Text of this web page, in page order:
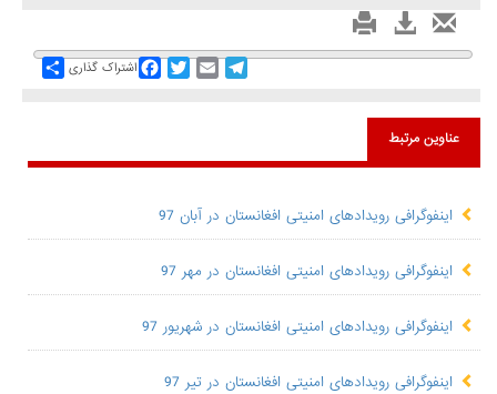
Share اشتراک گذاری
FacebookTwitterEmail
Telegram
عناوین مرتبط
اینفوگرافی رویدادهای امنیتی افغانستان در آبان 97
اینفوگرافی رویدادهای امنیتی افغانستان در مهر 97
اینفوگرافی رویدادهای امنیتی افغانستان در شهریور 97
اینفوگرافی رویدادهای امنیتی افغانستان در تیر 97